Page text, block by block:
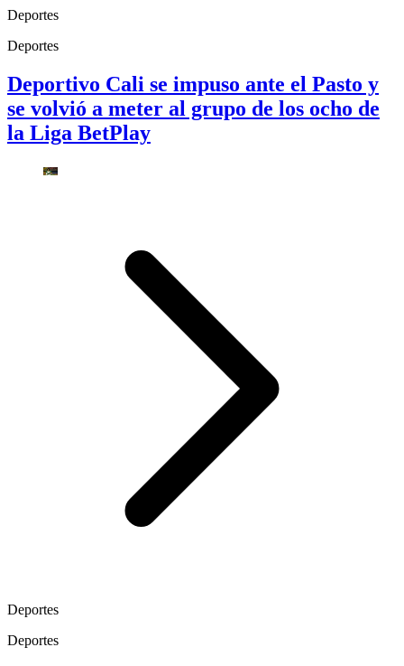
Deportes
Deportes
Deportivo Cali se impuso ante el Pasto y
se volvió a meter al grupo de los ocho de
la Liga BetPlay
Deportes
Deportes